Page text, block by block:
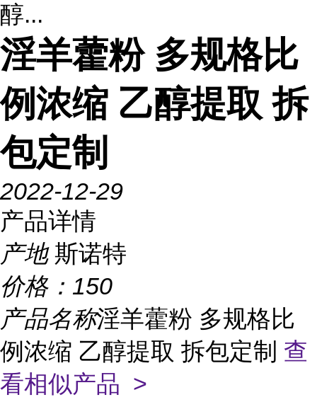
醇...
淫羊藿粉 多规格比
例浓缩 乙醇提取 拆
包定制
2022-12-29
产品详情
产地 斯诺特
价格： 150
产品名称淫羊藿粉 多规格比
例浓缩 乙醇提取 拆包定制 查
看相似产品 >